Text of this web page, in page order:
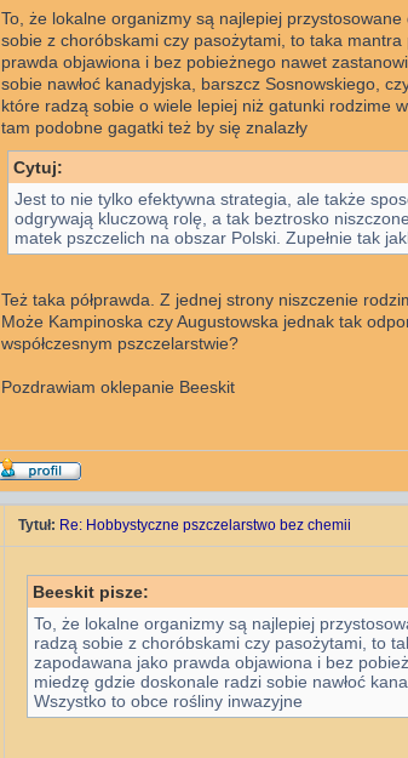
To, że lokalne organizmy są najlepiej
sobie z choróbskami czy pasożytami, to taka
prawda objawiona i bez pobieżnego nawet
sobie nawłoć kanadyjska, barszcz Sosnowskiego,
które radzą sobie o wiele lepiej niż gatunki rodzime
tam podobne gagatki też by się znalazły
Cytuj:
Jest to nie tylko efektywna strategia, ale także
odgrywają kluczową rolę, a tak beztrosko
matek pszczelich na obszar Polski. Zupełnie tak
Też taka półprawda. Z jednej strony niszczenie
Może Kampinoska czy Augustowska jednak tak
współczesnym pszczelarstwie?
Pozdrawiam oklepanie Beeskit
Tytuł: Re: Hobbystyczne pszczelarstwo bez chemii
Beeskit pisze:
To, że lokalne organizmy są najlepiej
radzą sobie z choróbskami czy pasożytami, to
zapodawana jako prawda objawiona i bez
miedzę gdzie doskonale radzi sobie nawłoć
Wszystko to obce rośliny inwazyjne